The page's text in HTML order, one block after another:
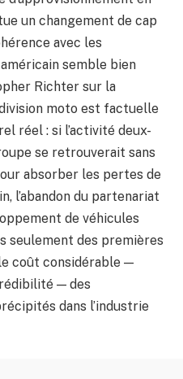
un changement de cap
avec les
semble bien
Richter sur la
moto est factuelle
réel : si l’activité deux-
se retrouverait sans
absorber les pertes de
l’abandon du partenariat
de véhicules
seulement des premières
coût considérable —
— des
dans l’industrie